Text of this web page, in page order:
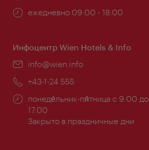
Часы
ежедневно 09:00 - 18:00
Инфоцентр Wien Hotels & Info
Эл.
info@wien.info
Телефон:
+43-1-24 555
Часы
работы:
понеде́льник-пя́тница с 9:00 до
17:00
Закрыто в праздничные дни